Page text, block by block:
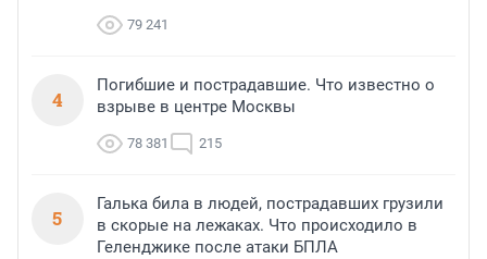
79 241
4
Погибшие и пострадавшие. Что известно о
взрыве в центре Москвы
78 381 215
5
Галька била в людей, пострадавших грузили
в скорые на лежаках. Что происходило в
Геленджике после атаки БПЛА